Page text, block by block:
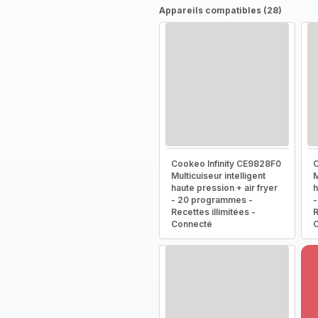
Appareils compatibles (28)
Cookeo Infinity CE9828F0
Multicuiseur intelligent
haute pression + air fryer
- 20 programmes -
Recettes illimitées -
Connecté